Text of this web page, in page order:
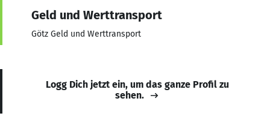
Geld und Werttransport
Götz Geld und Werttransport
Logg Dich jetzt ein, um das ganze Profil zu
sehen.